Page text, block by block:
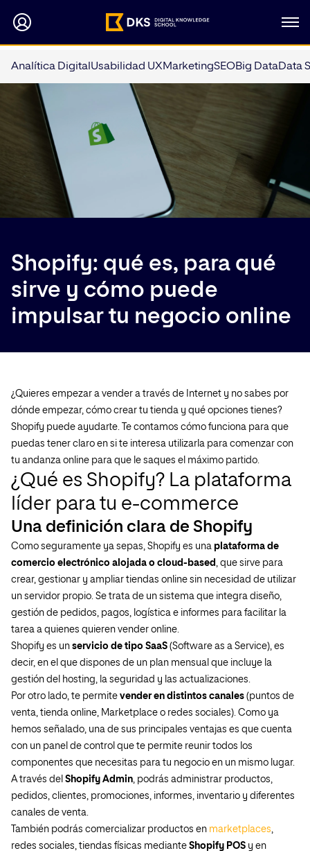
Analítica Digital Usabilidad UXMarketingSEOBig DataData
Shopify: qué es, para qué
sirve y cómo puede
impulsar tu negocio online
¿Quieres empezar a vender a través de Internet y no sabes por
dónde empezar, cómo crear tu tienda y qué opciones tienes?
Shopify puede ayudarte. Te contamos cómo funciona para que
puedas tener claro en si te interesa utilizarla para comenzar con
tu andanza online para que le saques el máximo partido.
¿Qué es Shopify? La plataforma
líder para tu e-commerce
Una definición clara de Shopify
Como seguramente ya sepas, Shopify es una plataforma de
comercio electrónico alojada o cloud-based, que sirve para
crear, gestionar y ampliar tiendas online sin necesidad de utilizar
un servidor propio. Se trata de un sistema que integra diseño,
gestión de pedidos, pagos, logística e informes para facilitar la
tarea a quienes quieren vender online.
Shopify es un servicio de tipo SaaS (Software as a Service), es
decir, en el que dispones de un plan mensual que incluye la
gestión del hosting, la seguridad y las actualizaciones.
Por otro lado, te permite vender en distintos canales (puntos de
venta, tienda online, Marketplace o redes sociales). Como ya
hemos señalado, una de sus principales ventajas es que cuenta
con un panel de control que te permite reunir todos los
componentes que necesitas para tu negocio en un mismo lugar.
A través del Shopify Admin, podrás administrar productos,
pedidos, clientes, promociones, informes, inventario y diferentes
canales de venta.
También podrás comercializar productos en marketplaces,
redes sociales, tiendas físicas mediante Shopify POS y en